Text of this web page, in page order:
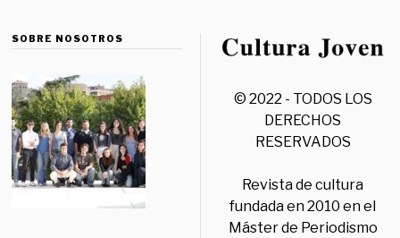
SOBRE NOSOTROS
© 2022 - TODOS LOS
DERECHOS
RESERVADOS
Revista de cultura
fundada en 2010 en el
Máster de Periodismo